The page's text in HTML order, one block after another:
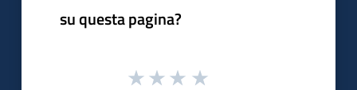
su questa pagina?